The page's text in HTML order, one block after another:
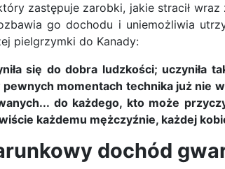
zastępuje zarobki, jakie stracił
go dochodu i uniemożliwia
pielgrzymki do Kanady:
się do dobra ludzkości; uczyniła
momentach technika już nie
do każdego, kto może
każdemu mężczyźnie, każdej
dochód